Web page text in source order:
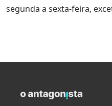
segunda a sexta-feira,